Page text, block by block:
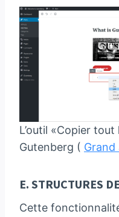
L’outil «Copier
Gutenberg ( Grand
E. STRUCTURES
Cette